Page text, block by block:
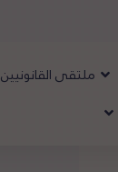
ملتقى القانونيين